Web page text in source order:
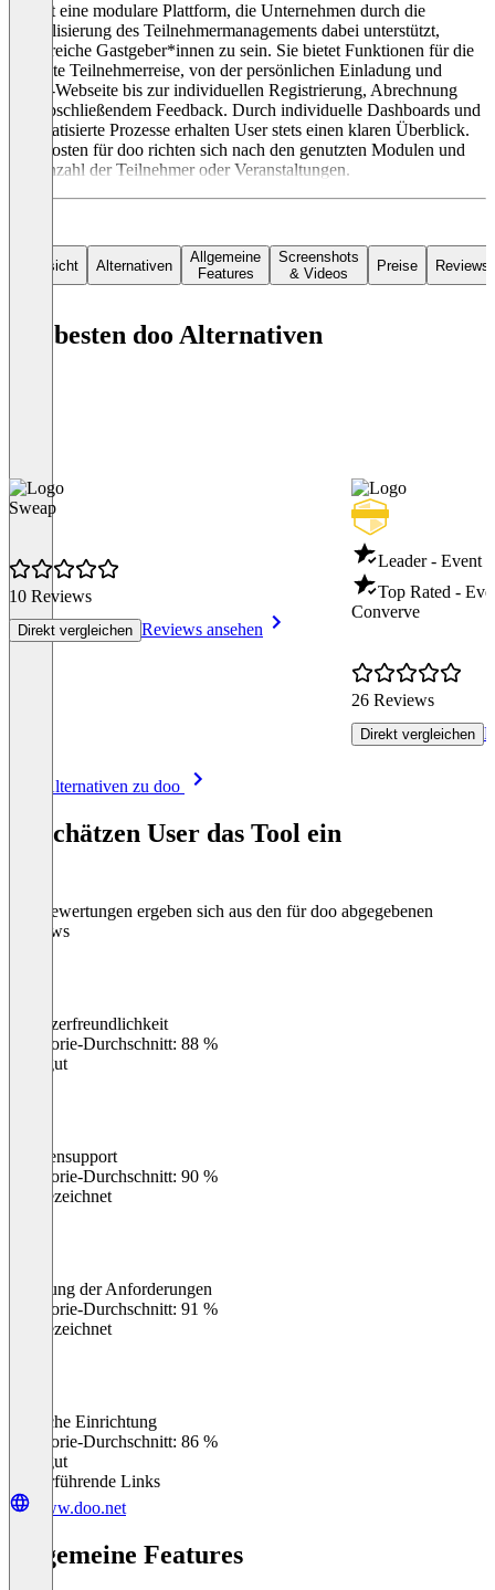
doo ist eine modulare Plattform, die Unternehmen durch die
Digitalisierung des Teilnehmermanagements dabei unterstützt,
erfolgreiche Gastgeber*innen zu sein. Sie bietet Funktionen für die
gesamte Teilnehmerreise, von der persönlichen Einladung und
Event-Webseite bis zur individuellen Registrierung, Abrechnung
und abschließendem Feedback. Durch individuelle Dashboards und
automatisierte Prozesse erhalten User stets einen klaren Überblick.
Die Kosten für doo richten sich nach den genutzten Modulen und
der Anzahl der Teilnehmer oder Veranstaltungen.
Übersicht Alternativen
Allgemeine
Features
Screenshots
& Videos
Preise Reviews
Die besten doo Alternativen
Sweap
10 Reviews
Direkt vergleichen Reviews ansehen
Leader - Event
Top Rated -
Converve
26 Reviews
Direkt vergleichen
Alle Alternativen zu doo
So schätzen User das Tool ein
Die Bewertungen ergeben sich aus den für doo abgegebenen
Reviews
Benutzerfreundlichkeit
Kategorie-Durchschnitt: 88 %
Sehr gut
Kundensupport
Kategorie-Durchschnitt: 90 %
Ausgezeichnet
Erfüllung der Anforderungen
Kategorie-Durchschnitt: 91 %
Ausgezeichnet
Einfache Einrichtung
Kategorie-Durchschnitt: 86 %
Sehr gut
Weiterführende Links
www.doo.net
Allgemeine Features